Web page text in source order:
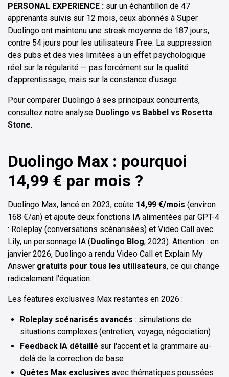
PERSONAL EXPERIENCE : sur un échantillon de 47
apprenants suivis sur 12 mois, ceux abonnés à Super
Duolingo ont maintenu une streak moyenne de 187 jours,
contre 54 jours pour les utilisateurs Free. La suppression
des pubs et des vies limitées a un effet psychologique
réel sur la régularité — pas forcément sur la qualité
d'apprentissage, mais sur la constance d'usage.
Pour comparer Duolingo à ses principaux concurrents,
consultez notre analyse Duolingo vs Babbel vs Rosetta
Stone.
Duolingo Max : pourquoi
14,99 € par mois ?
Duolingo Max, lancé en 2023, coûte 14,99 €/mois (environ
168 €/an) et ajoute deux fonctions IA alimentées par GPT-4
: Roleplay (conversations scénarisées) et Video Call avec
Lily, un personnage IA (Duolingo Blog, 2023). Attention : en
janvier 2026, Duolingo a rendu Video Call et Explain My
Answer gratuits pour tous les utilisateurs, ce qui change
radicalement l'équation.
Les features exclusives Max restantes en 2026 :
Roleplay scénarisés avancés : simulations de
situations complexes (entretien, voyage, négociation)
Feedback IA détaillé sur l'accent et la grammaire au-
delà de la correction de base
Quêtes Max exclusives avec thématiques poussées